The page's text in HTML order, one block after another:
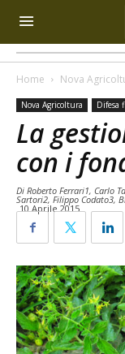
Home Nova
Nova Agricoltura Difesa
La
con i
Di Roberto Ferrari1, Carlo
Sartori2, Filippo Codato3,
10 Aprile 2015